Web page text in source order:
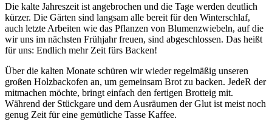
Die kalte Jahreszeit ist angebrochen und die Tage werden deutlich
kürzer. Die Gärten sind langsam alle bereit für den Winterschlaf,
auch letzte Arbeiten wie das Pflanzen von Blumenzwiebeln, auf die
wir uns im nächsten Frühjahr freuen, sind abgeschlossen. Das heißt
für uns: Endlich mehr Zeit fürs Backen!
Über die kalten Monate schüren wir wieder regelmäßig unseren
großen Holzbackofen an, um gemeinsam Brot zu backen. JedeR der
mitmachen möchte, bringt einfach den fertigen Brotteig mit.
Während der Stückgare und dem Ausräumen der Glut ist meist noch
genug Zeit für eine gemütliche Tasse Kaffee.